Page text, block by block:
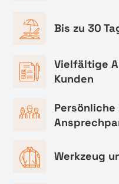
Bis zu 30
Vielfältige
Kunden
Werkzeug